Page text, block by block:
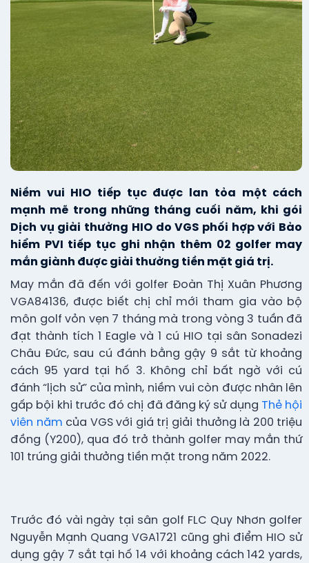
Niềm vui HIO tiếp tục được lan tỏa một cách
mạnh mẽ trong những tháng cuối năm, khi gói
Dịch vụ giải thưởng HIO do VGS phối hợp với Bảo
hiểm PVI tiếp tục ghi nhận thêm 02 golfer may
mắn giành được giải thưởng tiền mặt giá trị.
May mắn đã đến với golfer Đoàn Thị Xuân Phương
VGA84136, được biết chị chỉ mới tham gia vào bộ
môn golf vỏn vẹn 7 tháng mà trong vòng 3 tuần đã
đạt thành tích 1 Eagle và 1 cú HIO tại sân Sonadezi
Châu Đức, sau cú đánh bằng gậy 9 sắt từ khoảng
cách 95 yard tại hố 3. Không chỉ bất ngờ với cú
đánh “lịch sử” của mình, niềm vui còn được nhân lên
gấp bội khi trước đó chị đã đăng ký sử dụng Thẻ hội
viên năm của VGS với giá trị giải thưởng là 200 triệu
đồng (Y200), qua đó trở thành golfer may mắn thứ
101 trúng giải thưởng tiền mặt trong năm 2022.
Trước đó vài ngày tại sân golf FLC Quy Nhơn golfer
Nguyễn Mạnh Quang VGA1721 cũng ghi điểm HIO sử
dụng gậy 7 sắt tại hố 14 với khoảng cách 142 yards,